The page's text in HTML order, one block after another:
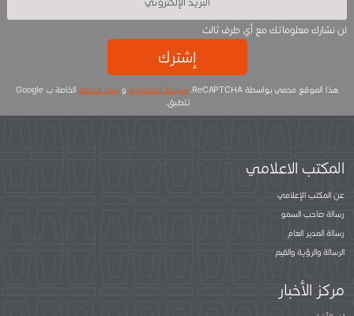
لن نشارك معلوماتك مع أي طرف ثالث
إشترك
هذا الموقع محمي بواسطة ReCAPTCHA. سياسة الخصوصية وبنود الخدمة
الخاصة ب Google
تتطبق.
المكتب الاعلامي
عن المكتب الإعلامي
رسالة صاحب السمو
رسالة المدير العام
الرسالة والرؤية والقيم
مركز الأخبار